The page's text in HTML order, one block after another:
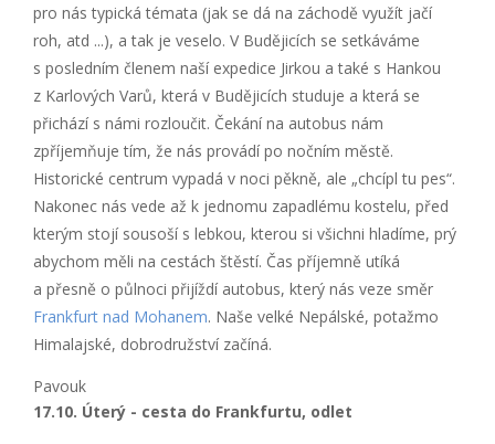
pro nás typická témata (jak se dá na záchodě využít jačí
roh, atd ...), a tak je veselo. V Buději­cích se setkáváme
s posledním členem naší expedice Jirkou a také s Hankou
z Karlových Varů, která v Budějicích studuje a která se
přichází s námi rozloučit. Čekání na autobus nám
zpříjemňuje tím, že nás provádí po nočním městě.
Historické centrum vypadá v noci pěkně, ale „chcípl tu pes“.
Nakonec nás vede až k jednomu zapadlému kostelu, před
kterým stojí sousoší s lebkou, kterou si všichni hladíme, prý
abychom měli na cestách štěstí. Čas příjemně utíká
a přesně o půlnoci přijíždí autobus, který nás veze směr
Frankfurt nad Mohanem. Naše velké Nepálské, potažmo
Himalajské, dobrodružství začíná.
Pavouk
17.10. Úterý - cesta do Frankfurtu, odlet